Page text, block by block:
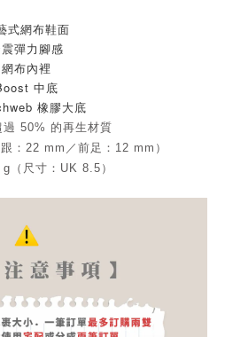
式網布鞋面
彈力腳感
網布內裡
中底
橡膠大底
過 50% 的再生材質
：22 mm／前足：12 mm）
（尺寸：UK 8.5）